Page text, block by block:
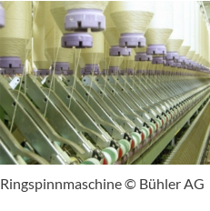
Ringspinnmaschine © Bühler AG